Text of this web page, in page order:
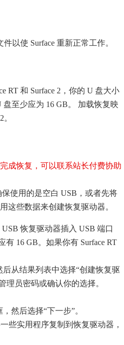
以使 Surface 重新正常工作。
RT 和 Surface 2，你的 U 盘大小
盘至少应为 16 GB。 加载恢复映
成恢复，可以联系站长付费协助
使用的是空白 USB，或者先将
这些数据来创建恢复驱动器。
恢复驱动器插入 USB 端口
有 16 GB。如果你有 Surface RT
从结果列表中选择“创建恢复驱
理员密码或确认你的选择。
然后选择“下一步”。
些实用程序复制到恢复驱动器，